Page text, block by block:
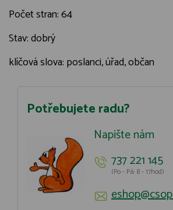
Počet stran: 64
Stav: dobrý
klíčová slova: poslanci, úřad, občan
Potřebujete radu?
Napište nám
737 221 145
(Po - Pá: 8 - 17hod)